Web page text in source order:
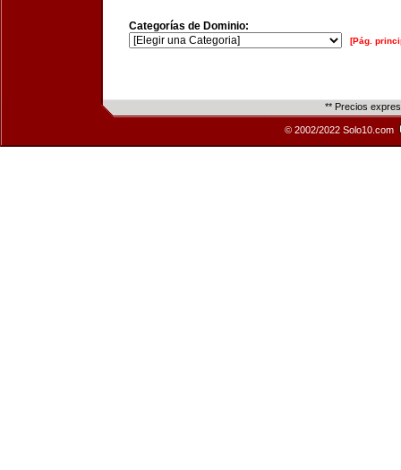
Categorías de Dominio:
[Pág.
** Precios
© 2002/2022 Solo10.com